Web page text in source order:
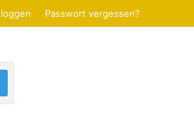
Passwort vergessen?